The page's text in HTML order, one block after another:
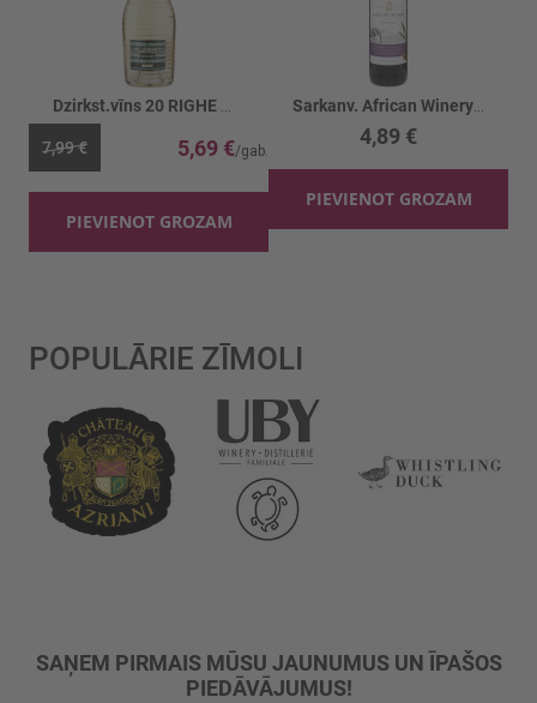
7,99 € 5,69 €
PIEVIENOT GROZAM
4,89 €
PIEVIENOT GROZAM
POPULĀRIE ZĪMOLI
SAŅEM PIRMAIS MŪSU JAUNUMUS UN ĪPAŠOS
PIEDĀVĀJUMUS!